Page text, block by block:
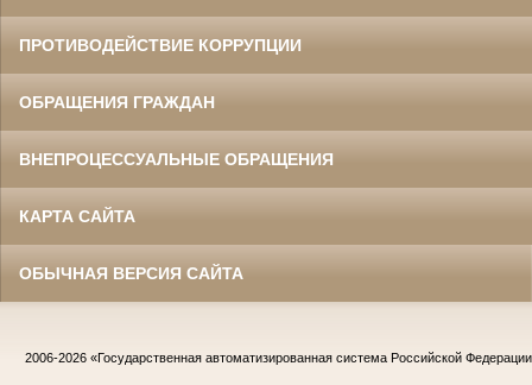
ПРОТИВОДЕЙСТВИЕ КОРРУПЦИИ
ОБРАЩЕНИЯ ГРАЖДАН
ВНЕПРОЦЕССУАЛЬНЫЕ ОБРАЩЕНИЯ
КАРТА САЙТА
ОБЫЧНАЯ ВЕРСИЯ САЙТА
2006-2026 «Государственная автоматизированная система Российской